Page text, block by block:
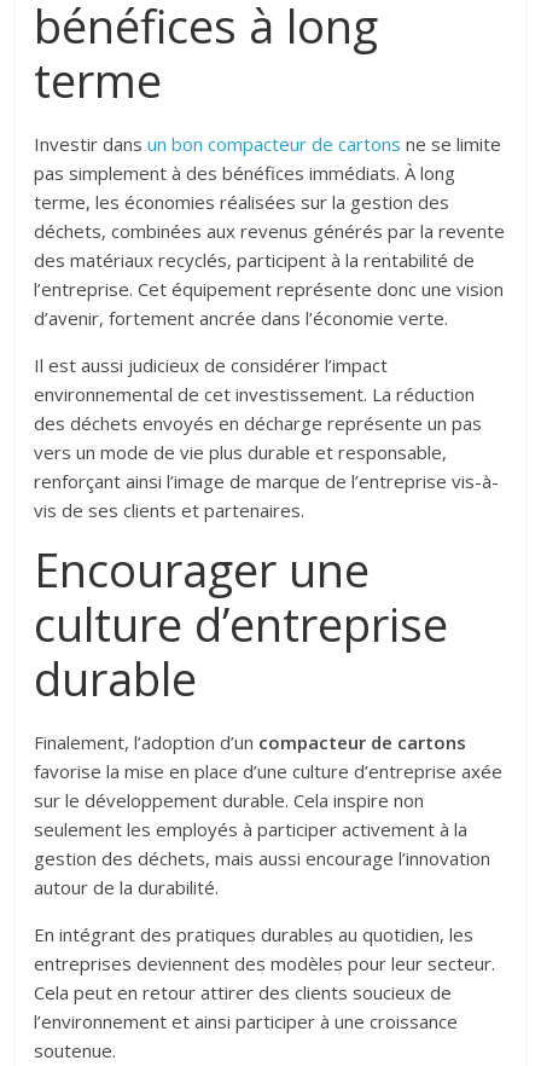
bénéfices à long
terme
Investir dansun bon compacteur de cartons ne se limite
pas simplement à des bénéfices immédiats. À long
terme, les économies réalisées sur la gestion des
déchets, combinées aux revenus générés par la revente
des matériaux recyclés, participent à la rentabilité de
l’entreprise. Cet équipement représente donc une vision
d’avenir, fortement ancrée dans l’économie verte.
Il est aussi judicieux de considérer l’impact
environnemental de cet investissement. La réduction
des déchets envoyés en décharge représente un pas
vers un mode de vie plus durable et responsable,
renforçant ainsi l’image de marque de l’entreprise vis-à-
vis de ses clients et partenaires.
Encourager une
culture d’entreprise
durable
Finalement, l’adoption d’un compacteur de cartons
favorise la mise en place d’une culture d’entreprise axée
sur le développement durable. Cela inspire non
seulement les employés à participer activement à la
gestion des déchets, mais aussi encourage l’innovation
autour de la durabilité.
En intégrant des pratiques durables au quotidien, les
entreprises deviennent des modèles pour leur secteur.
Cela peut en retour attirer des clients soucieux de
l’environnement et ainsi participer à une croissance
soutenue.